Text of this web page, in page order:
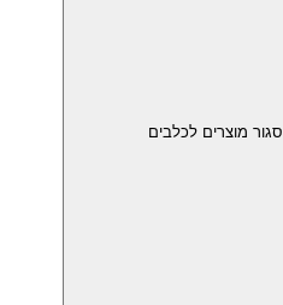
סגור מוצרים לכלבים